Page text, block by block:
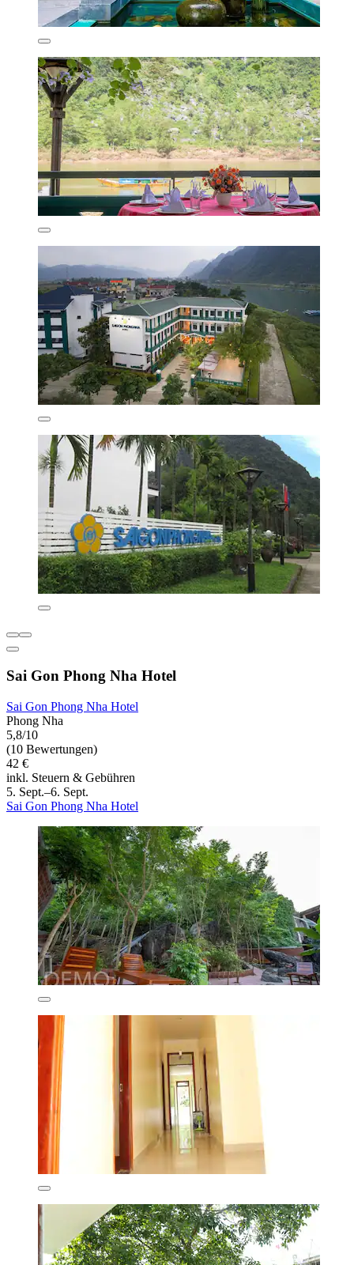
Sai Gon Phong Nha Hotel
Sai Gon Phong Nha Hotel
Phong Nha
5,8/10
(10 Bewertungen)
42 €
inkl. Steuern & Gebühren
5. Sept.–6. Sept.
Sai Gon Phong Nha Hotel